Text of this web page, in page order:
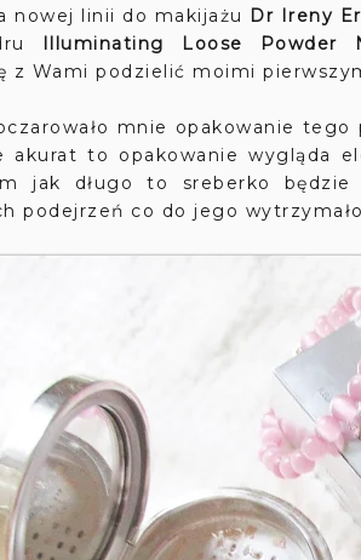
nowej linii do makijażu Dr Ireny
Illuminating Loose Powder
z Wami podzielić moimi
mnie opakowanie
akurat to opakowanie wygląda
jak długo to sreberko będzie
podejrzeń co do jego